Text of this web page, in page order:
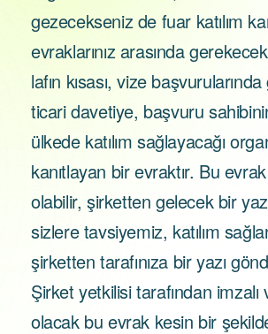
gezecekseniz de fuar katılım
evraklarınız arasında
lafın kısası, vize
ticari davetiye, başvuru
ülkede katılım sağlayacağı
kanıtlayan bir evraktır. Bu
olabilir, şirketten gelecek bir
sizlere tavsiyemiz, katılım
şirketten tarafınıza bir yazı
Şirket yetkilisi tarafından imzalı
olacak bu evrak kesin bir